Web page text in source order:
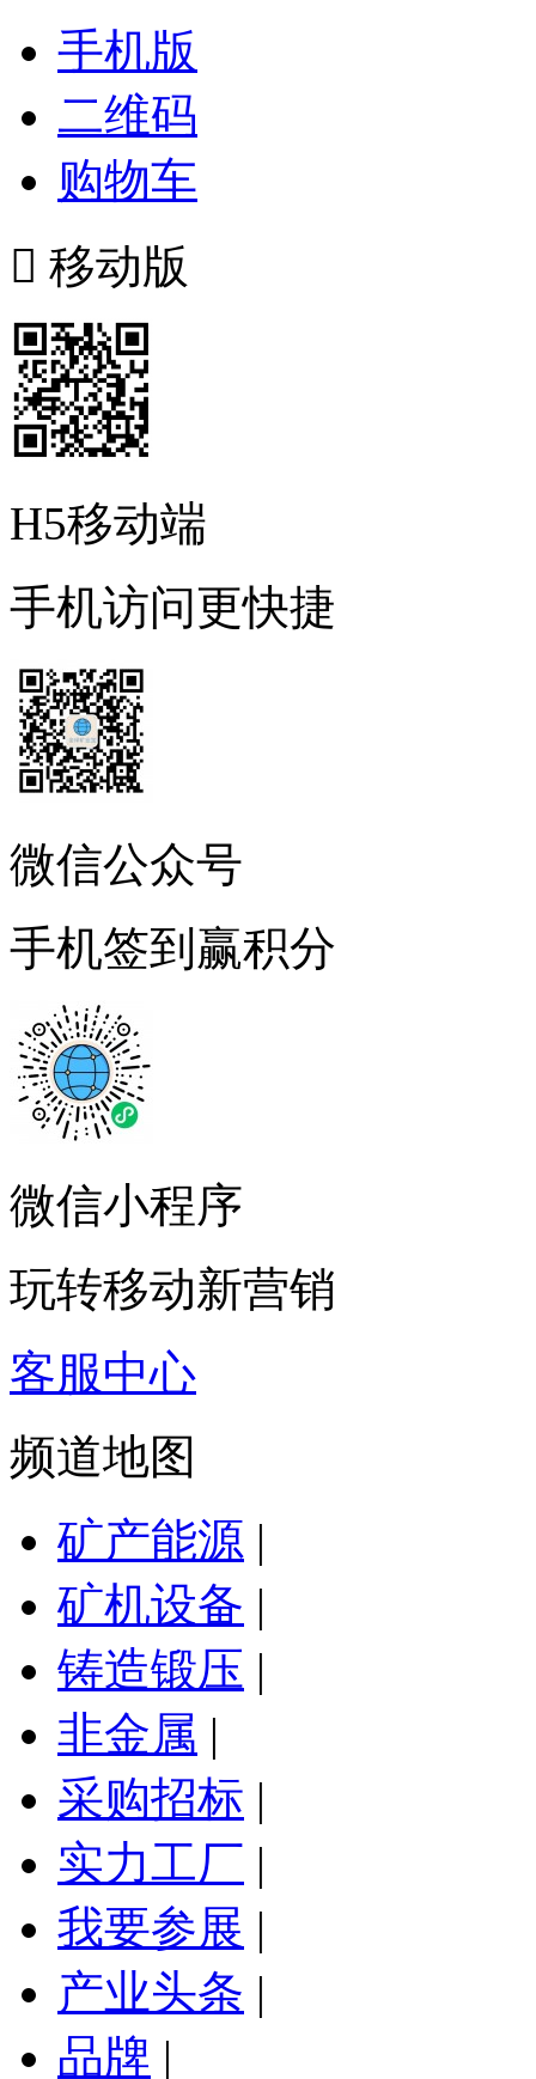
手机版
二维码
购物车
 移动版
H5移动端
手机访问更快捷
微信公众号
手机签到赢积分
微信小程序
玩转移动新营销
客服中心
频道地图
矿产能源 |
矿机设备 |
铸造锻压 |
非金属 |
采购招标 |
实力工厂 |
我要参展 |
产业头条 |
品牌 |